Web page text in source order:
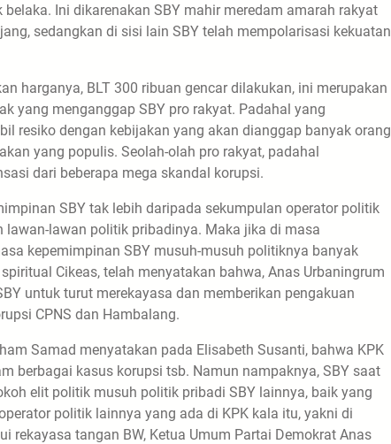
Ini dikarenakan SBY mahir meredam amarah rakyat
sedangkan di sisi lain SBY telah mempolarisasi kekuatan
harganya, BLT 300 ribuan gencar dilakukan, ini merupakan
yang menganggap SBY pro rakyat. Padahal yang
resiko dengan kebijakan yang akan dianggap banyak orang
yang populis. Seolah-olah pro rakyat, padahal
dari beberapa mega skandal korupsi.
SBY tak lebih daripada sekumpulan operator politik
lawan politik pribadinya. Maka jika di masa
kepemimpinan SBY musuh-musuh politiknya banyak
Cikeas, telah menyatakan bahwa, Anas Urbaningrum
untuk turut merekayasa dan memberikan pengakuan
CPNS dan Hambalang.
Samad menyatakan pada Elisabeth Susanti, bahwa KPK
berbagai kasus korupsi tsb. Namun nampaknya, SBY saat
elit politik musuh politik pribadi SBY lainnya, baik yang
politik lainnya yang ada di KPK kala itu, yakni di
rekayasa tangan BW, Ketua Umum Partai Demokrat Anas